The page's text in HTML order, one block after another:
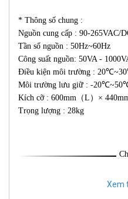
* Thông số chung :
Nguồn cung cấp : 90-265VAC/
Tần số nguồn : 50Hz~60Hz
Công suất nguồn: 50VA -
Điều kiện môi trường :
Môi trường lưu giữ : -
Kích cỡ : 600mm（L）×
Trọng lượng : 28kg
Xem